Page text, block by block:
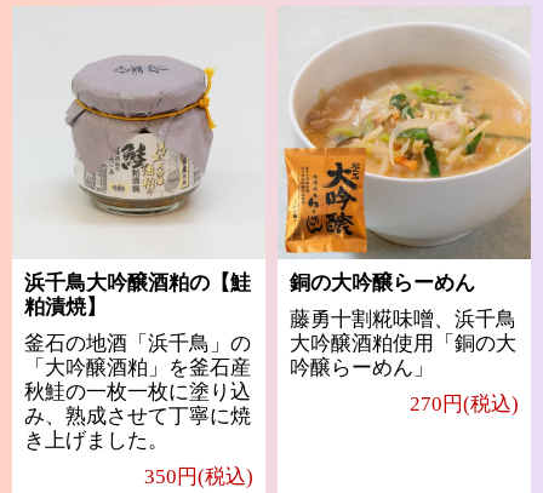
浜千鳥大吟醸酒粕の【鮭
粕漬焼】
釜石の地酒「浜千鳥」の
「大吟醸酒粕」を釜石産
秋鮭の一枚一枚に塗り込
み、熟成させて丁寧に焼
き上げました。
350円(税込)
銅の大吟醸らーめん
藤勇十割糀味噌、浜千鳥
大吟醸酒粕使用「銅の大
吟醸らーめん」
270円(税込)